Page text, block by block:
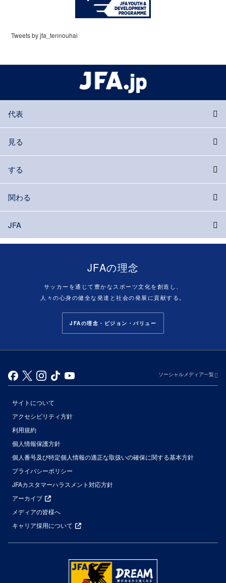
Tweets by jfa_tennouhai
代表
見る
する
関わる
JFA
JFAの理念
サッカーを通じて豊かなスポーツ文化を創造し、
人々の心身の健全な発達と社会の発展に貢献する。
JFAの理念・ビジョン・バリュー
ソーシャルメディア一覧
サイトについて
アクセシビリティ方針
利用規約
個人情報保護方針
個人番号及び特定個人情報の適正な取扱いの確保に関する基本方針
プライバシーポリシー
JFAカスタマーハラスメント対応方針
アーカイブ
メディアの皆様へ
キャリア採用について